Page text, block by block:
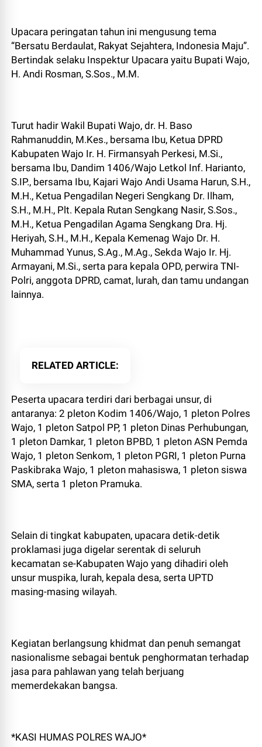
Upacara peringatan tahun ini mengusung tema
“Bersatu Berdaulat, Rakyat Sejahtera, Indonesia Maju”.
Bertindak selaku Inspektur Upacara yaitu Bupati Wajo,
H. Andi Rosman, S.Sos., M.M.
Turut hadir Wakil Bupati Wajo, dr. H. Baso
Rahmanuddin, M.Kes., bersama Ibu, Ketua DPRD
Kabupaten Wajo Ir. H. Firmansyah Perkesi, M.Si.,
bersama Ibu, Dandim 1406/Wajo Letkol Inf. Harianto,
S.IP., bersama Ibu, Kajari Wajo Andi Usama Harun, S.H.,
M.H., Ketua Pengadilan Negeri Sengkang Dr. Ilham,
S.H., M.H., Plt. Kepala Rutan Sengkang Nasir, S.Sos.,
M.H., Ketua Pengadilan Agama Sengkang Dra. Hj.
Heriyah, S.H., M.H., Kepala Kemenag Wajo Dr. H.
Muhammad Yunus, S.Ag., M.Ag., Sekda Wajo Ir. Hj.
Armayani, M.Si., serta para kepala OPD, perwira TNI-
Polri, anggota DPRD, camat, lurah, dan tamu undangan
lainnya.
RELATED ARTICLE
Peserta upacara terdiri dari berbagai unsur, di
antaranya: 2 pleton Kodim 1406/Wajo, 1 pleton Polres
Wajo, 1 pleton Satpol PP, 1 pleton Dinas Perhubungan,
1 pleton Damkar, 1 pleton BPBD, 1 pleton ASN Pemda
Wajo, 1 pleton Senkom, 1 pleton PGRI, 1 pleton Purna
Paskibraka Wajo, 1 pleton mahasiswa, 1 pleton siswa
SMA, serta 1 pleton Pramuka.
Selain di tingkat kabupaten, upacara detik-detik
proklamasi juga digelar serentak di seluruh
kecamatan se-Kabupaten Wajo yang dihadiri oleh
unsur muspika, lurah, kepala desa, serta UPTD
masing-masing wilayah.
Kegiatan berlangsung khidmat dan penuh semangat
nasionalisme sebagai bentuk penghormatan terhadap
jasa para pahlawan yang telah berjuang
memerdekakan bangsa.
*KASI HUMAS POLRES WAJO*